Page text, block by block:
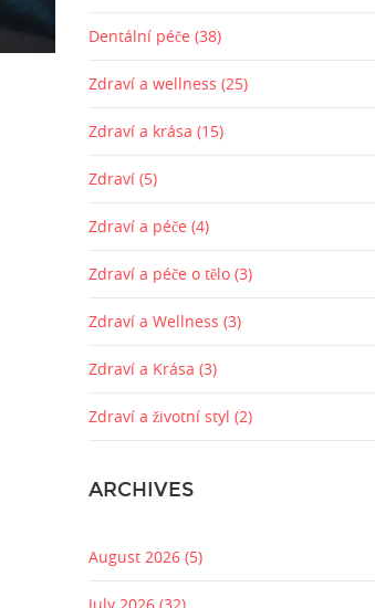
Dentální péče (38)
Zdraví a wellness (25)
Zdraví a krása (15)
Zdraví (5)
Zdraví a péče (4)
Zdraví a péče o tělo (3)
Zdraví a Wellness (3)
Zdraví a Krása (3)
Zdraví a životní styl (2)
ARCHIVES
August 2026 (5)